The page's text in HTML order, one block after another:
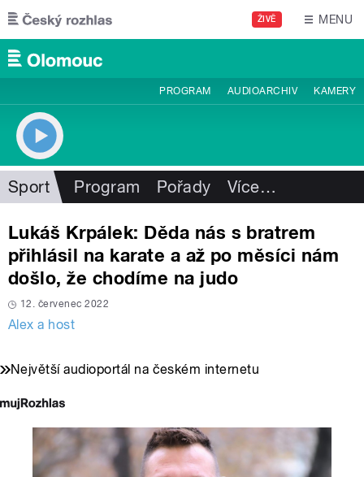
Přejít k hlavnímu obsahu
ŽIVĚ MENU
PROGRAM AUDIOARCHIV KAMERY
Sport Program Pořady Více…
Lukáš Krpálek: Děda nás s bratrem
přihlásil na karate a až po měsíci nám
došlo, že chodíme na judo
12. červenec 2022
Alex a host
Největší audioportál na českém internetu